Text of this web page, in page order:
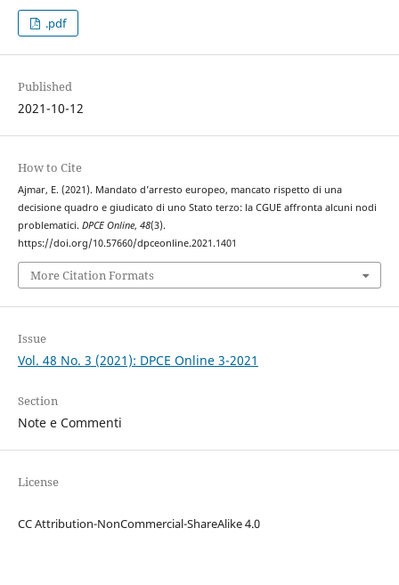
.pdf
Published
2021-10-12
How to Cite
Ajmar, E. (2021). Mandato d’arresto europeo, mancato rispetto di una
decisione quadro e giudicato di uno Stato terzo: la CGUE affronta alcuni nodi
problematici. DPCE Online, 48(3).
https://doi.org/10.57660/dpceonline.2021.1401
More Citation Formats
Issue
Vol. 48 No. 3 (2021): DPCE Online 3-2021
Section
Note e Commenti
License
CC Attribution-NonCommercial-ShareAlike 4.0